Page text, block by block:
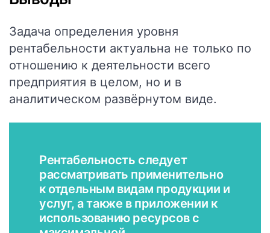
Задача определения уровня
рентабельности актуальна не только по
отношению к деятельности всего
предприятия в целом, но и в
аналитическом развёрнутом виде.
Рентабельность следует
рассматривать применительно
к отдельным видам продукции и
услуг, а также в приложении к
использованию ресурсов с